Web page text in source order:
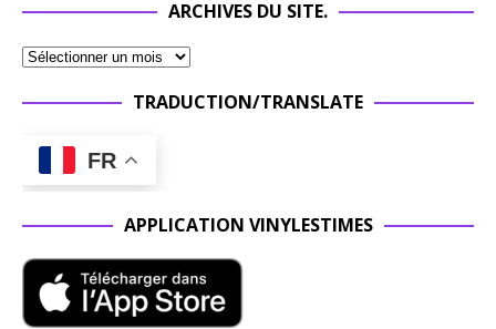
ARCHIVES DU SITE.
TRADUCTION/TRANSLATE
FR
APPLICATION VINYLESTIMES